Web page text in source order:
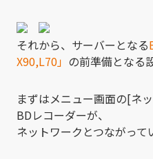
それから、サーバーとなる
X90,L70」 の前準備となる
まずはメニュー画面の[ネ
BDレコーダーが、
ネットワークとつながって